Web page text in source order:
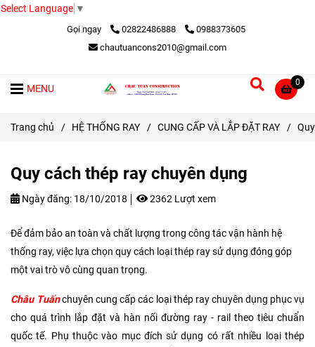
Select Language ▼
Gọi ngay 02822486888
0988373605
chautuancons2010@gmail.com
0
MENU
Trang chủ / HỆ THỐNG RAY / CUNG CẤP VÀ LẮP ĐẶT RAY /
Quy cách thép ray chuyên dụng
Ngày đăng: 18/10/2018 2362 Lượt xem
Để đảm bảo an toàn và chất lượng trong công tác vận hành hệ
thống ray, việc lựa chọn quy cách loại thép ray sử dụng đóng góp
một vai trò vô cùng quan trọng.
Châu Tuấnchuyên cung cấp các loại thép ray chuyên dụng phục vụ
cho quá trình lắp đặt và hàn nối đường ray - rail theo tiêu chuẩn
quốc tế. Phụ thuộc vào mục đích sử dụng có rất nhiều loại thép